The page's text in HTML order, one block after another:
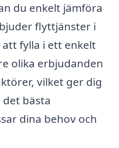
du enkelt jämföra
flyttjänster i
fylla i ett enkelt
olika erbjudanden
vilket ger dig
bästa
dina behov och